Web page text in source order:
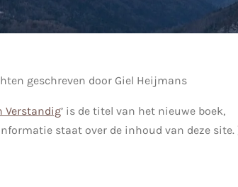
geschreven door Giel Heijmans
Verstandig’ is de titel van het nieuwe boek,
staat over de inhoud van deze site.